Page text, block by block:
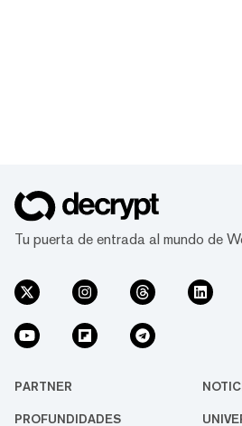
Tu puerta de entrada al mundo de
PARTNER
PROFUNDIDADES